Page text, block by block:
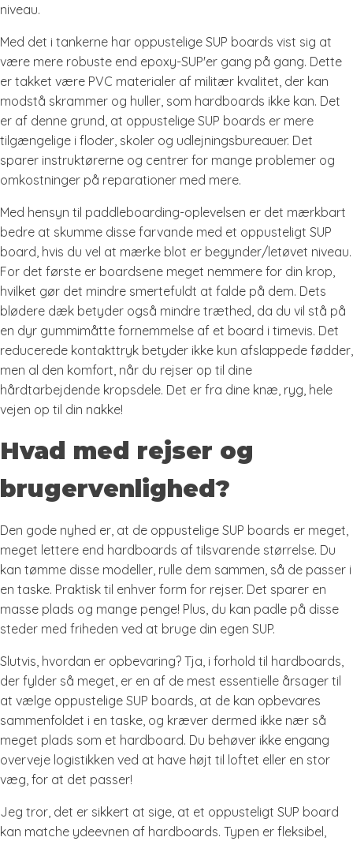
niveau.
Med det i tankerne har oppustelige SUP boards vist sig at
være mere robuste end epoxy-SUP'er gang på gang. Dette
er takket være PVC materialer af militær kvalitet, der kan
modstå skrammer og huller, som hardboards ikke kan. Det
er af denne grund, at oppustelige SUP boards er mere
tilgængelige i floder, skoler og udlejningsbureauer. Det
sparer instruktørerne og centrer for mange problemer og
omkostninger på reparationer med mere.
Med hensyn til paddleboarding-oplevelsen er det mærkbart
bedre at skumme disse farvande med et oppusteligt SUP
board, hvis du vel at mærke blot er begynder/letøvet niveau.
For det første er boardsene meget nemmere for din krop,
hvilket gør det mindre smertefuldt at falde på dem. Dets
blødere dæk betyder også mindre træthed, da du vil stå på
en dyr gummimåtte fornemmelse af et board i timevis. Det
reducerede kontakttryk betyder ikke kun afslappede fødder,
men al den komfort, når du rejser op til dine
hårdtarbejdende kropsdele. Det er fra dine knæ, ryg, hele
vejen op til din nakke!
Hvad med rejser og
brugervenlighed?
Den gode nyhed er, at de oppustelige SUP boards er meget,
meget lettere end hardboards af tilsvarende størrelse. Du
kan tømme disse modeller, rulle dem sammen, så de passer i
en taske. Praktisk til enhver form for rejser. Det sparer en
masse plads og mange penge! Plus, du kan padle på disse
steder med friheden ved at bruge din egen SUP.
Slutvis, hvordan er opbevaring? Tja, i forhold til hardboards,
der fylder så meget, er en af de mest essentielle årsager til
at vælge oppustelige SUP boards, at de kan opbevares
sammenfoldet i en taske, og kræver dermed ikke nær så
meget plads som et hardboard. Du behøver ikke engang
overveje logistikken ved at have højt til loftet eller en stor
væg, for at det passer!
Jeg tror, ​​det er sikkert at sige, at et oppusteligt SUP board
kan matche ydeevnen af ​​hardboards. Typen er fleksibel,